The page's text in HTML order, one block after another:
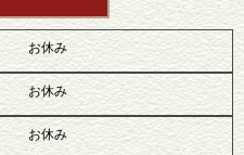
お休み
お休み
お休み